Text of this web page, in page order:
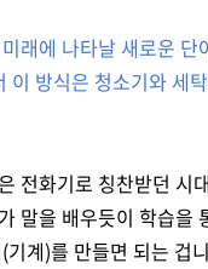
래에 나타날 새로운
방식은 청소기와 세
전화기로 칭찬받던 시
말을 배우듯이 학습을
계)를 만들면 되는 겁